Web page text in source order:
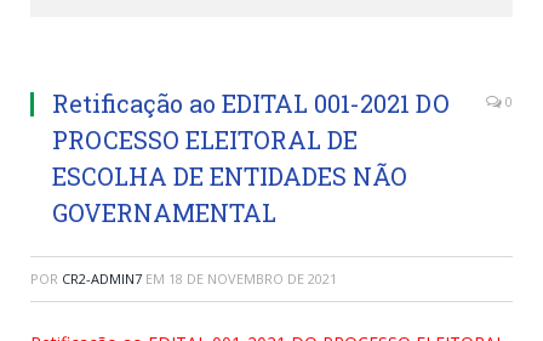
Retificação ao EDITAL 001-2021 DO
PROCESSO ELEITORAL DE
ESCOLHA DE ENTIDADES NÃO
GOVERNAMENTAL
0
POR CR2-ADMIN7 EM 18 DE NOVEMBRO DE 2021